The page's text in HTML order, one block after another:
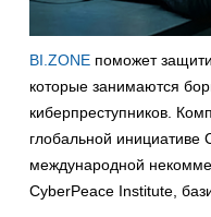
BI.ZONE поможет
которые занимаются
киберпреступников.
глобальной инициативе
международной
CyberPeace Institute,